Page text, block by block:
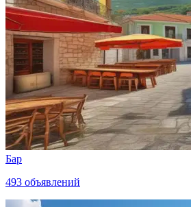
Бар
493 объявлений